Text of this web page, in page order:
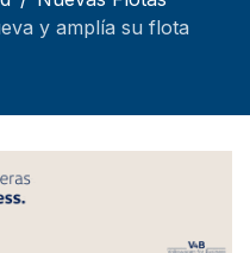
y amplía su flota